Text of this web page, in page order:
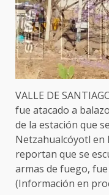
VALLE DE
fue atacado a
de la estación que
Netzahualcóyotl en
reportan que se
armas de fuego,
(Información en